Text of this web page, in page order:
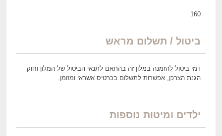
160
ביטול / תשלום מראש
דמי ביטול להזמנה במלון זה בהתאם לתנאי הביטול של המלון וחוק
הגנת הצרכן, אפשרות לתשלום בכרטיס אשראי ומזומן.
ילדים ומיטות נוספות